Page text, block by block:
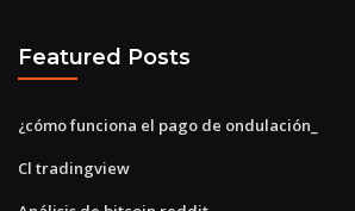
Featured Posts
¿cómo funciona el pago de ondulación_
Cl tradingview